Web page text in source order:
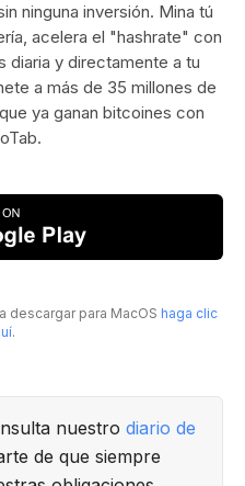
ninguna inversión. Mina tú
acelera el "hashrate" con
diaria y directamente a tu
a más de 35 millones de
ya ganan bitcoines con
descargar para MacOS haga clic
.
nuestro diario de
de que siempre